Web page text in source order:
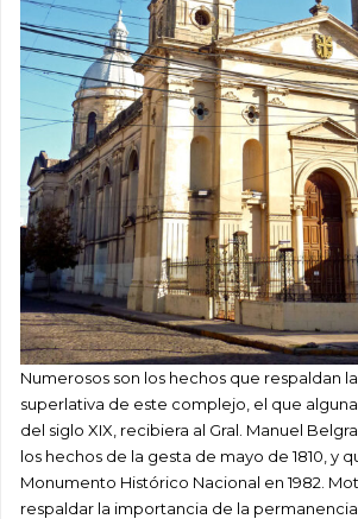
Numerosos son los hechos que respaldan
superlativa de este complejo, el que
del siglo XIX, recibiera al Gral. Manuel
los hechos de la gesta de mayo de 1810, y
Monumento Histórico Nacional en 1982.
respaldar la importancia de la